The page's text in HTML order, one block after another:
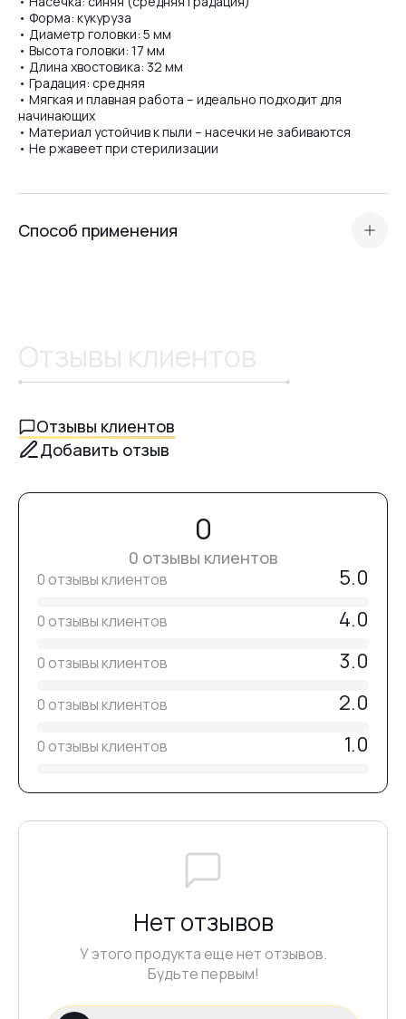
№07
№08
№10
№14
№17
№19
• Форма: кукуруза
• Диаметр головки: 5 мм
• Высота головки: 17 мм
• Длина хвостовика: 32 мм
• Градация: средняя
• Мягкая и плавная работа – идеально подходит для
начинающих
• Материал устойчив к пыли – насечки не забиваются
• Не ржавеет при стерилизации
Способ применения
работает очень мягко и равномерно, что делает её
начинающих мастеров маникюра.
Внимание:
Перед использованием необходимо
продезинфицировать, очистить и простерилизовать.
Отзывы клиентов
Добавить отзыв
0
0 отзывы клиентов
0 отзывы клиентов 5.0
0 отзывы клиентов 4.0
0 отзывы клиентов 3.0
0 отзывы клиентов 2.0
0 отзывы клиентов 1.0
Нет отзывов
У этого продукта еще нет отзывов.
Будьте первым!